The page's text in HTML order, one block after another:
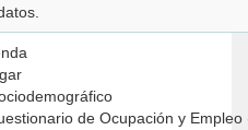
de Ocupación y